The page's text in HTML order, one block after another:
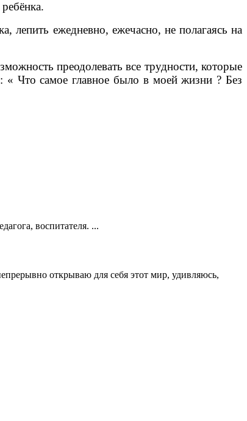
ежедневно, ежечасно, не полагаясь на
преодолевать все трудности, которые
« Что самое главное было в моей жизни ? Без
воспитателя. ...
открываю для себя этот мир, удивляюсь,